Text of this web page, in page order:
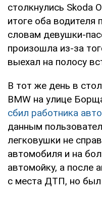
столкнулись Skoda
итоге оба водителя
словам девушки-
произошла из-за
выехал на полосу
В тот же день в
BMW на улице
сбил работника
данным
легковушки не
автомобиля и на
автомойку, а после
с места ДТП, но